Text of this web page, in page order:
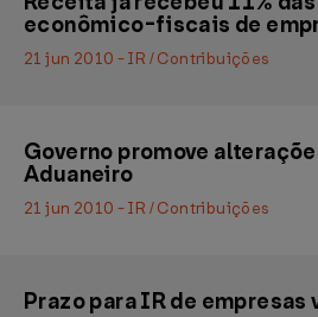
econômico-fiscais de
21 jun 2010 - IR / Contribuições
Governo promove
Aduaneiro
21 jun 2010 - IR / Contribuições
Prazo para IR de empresas